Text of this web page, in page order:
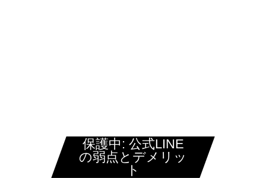
保護中: 公式LINE
の弱点とデメリッ
ト